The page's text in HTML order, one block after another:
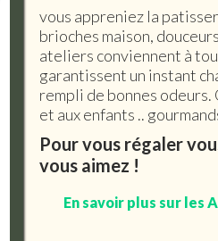
vous appreniez la
brioches maison,
ateliers conviennent à
garantissent un instant
rempli de bonnes
et aux enfants ..
Pour vous régaler
vous aimez !
En savoir plus sur les